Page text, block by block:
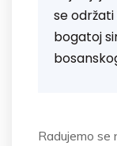
se
bogatoj
Radujemo se